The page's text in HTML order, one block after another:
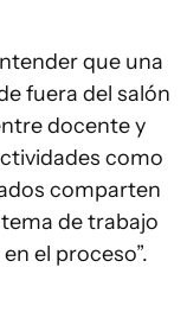
que una
fuera del salón
docente y
como
comparten
de trabajo
el proceso”.